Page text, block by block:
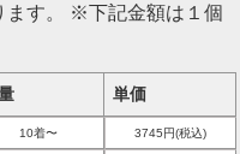
ます。 ※下記金額は１個
単価
10着〜 3745円(税込)